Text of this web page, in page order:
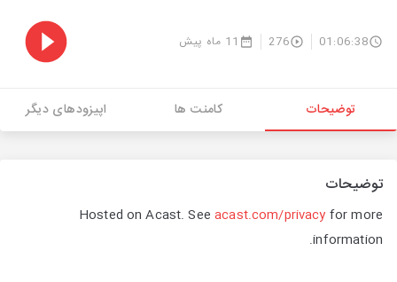
01:06:38
276 11 ماه پیش
توضیحات کامنت ها اپیزودهای دیگر
توضیحات
Hosted on Acast. Seeacast.com/privacy for more
information.